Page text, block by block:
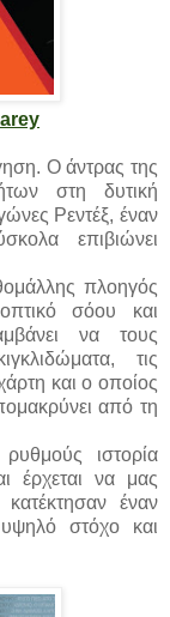
Ο άντρας της
στη δυτική
Ρεντέξ, έναν
επιβιώνει
πλοηγός
σόου και
να τους
τις
και ο οποίος
από τη
ιστορία
έρχεται να μας
έναν
υψηλό στόχο και